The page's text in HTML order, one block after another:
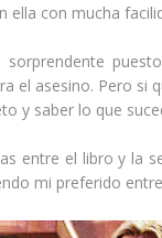
ella con mucha
el asesino. Pero si
y saber lo que
entre el libro y la
mi preferido